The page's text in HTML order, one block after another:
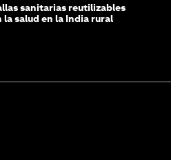
sanitarias reutilizables
salud en la India rural